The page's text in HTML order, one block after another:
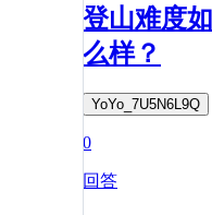
登山难度
么样？
YoYo_7U5N6L9Q
0
回答